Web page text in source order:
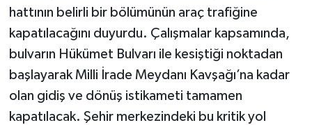
hattının belirli bir bölümünün araç trafiğine
kapatılacağını duyurdu. Çalışmalar kapsamında,
bulvarın Hükümet Bulvarı ile kesiştiği noktadan
başlayarak Milli İrade Meydanı Kavşağı’na kadar
olan gidiş ve dönüş istikameti tamamen
kapatılacak. Şehir merkezindeki bu kritik yol